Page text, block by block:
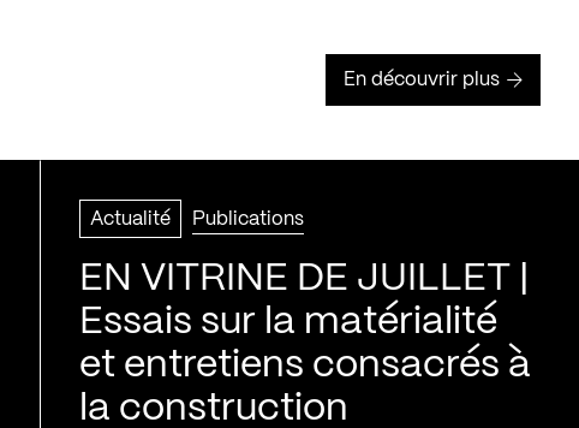
En découvrir plus
Actualité Publications
EN VITRINE DE JUILLET |
Essais sur la matérialité
et entretiens consacrés à
la construction